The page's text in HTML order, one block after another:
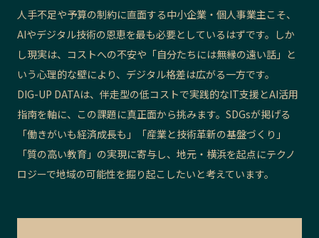
人手不足や予算の制約に直面する中小企業・個人事業主こそ、
AIやデジタル技術の恩恵を最も必要としているはずです。しか
し現実は、コストへの不安や「自分たちには無縁の遠い話」と
いう心理的な壁により、デジタル格差は広がる一方です。
DIG-UP DATAは、伴走型の低コストで実践的なIT支援とAI活用
指南を軸に、この課題に真正面から挑みます。SDGsが掲げる
「働きがいも経済成長も」「産業と技術革新の基盤づくり」
「質の高い教育」の実現に寄与し、地元・横浜を起点にテクノ
ロジーで地域の可能性を掘り起こしたいと考えています。